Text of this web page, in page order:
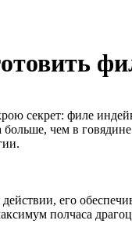
секрет: филе
чем в
его
полчаса